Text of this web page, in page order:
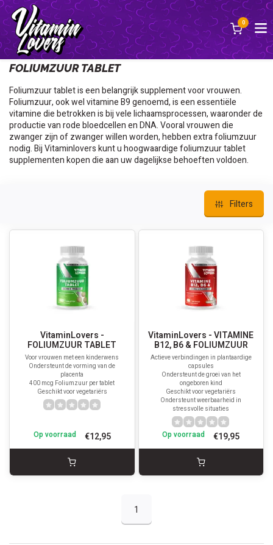
0
Terug
FOLIUMZUUR TABLET
Foliumzuur tablet is een belangrijk supplement voor vrouwen.
Foliumzuur, ook wel vitamine B9 genoemd, is een essentiële
vitamine die betrokken is bij vele lichaamsprocessen, waaronder de
productie van rode bloedcellen en DNA. Vooral vrouwen die
zwanger zijn of zwanger willen worden, hebben extra foliumzuur
nodig. Bij Vitaminlovers kunt u hoogwaardige foliumzuur tablet
supplementen kopen die aan uw dagelijkse behoeften voldoen.
Filters
VitaminLovers -
FOLIUMZUUR TABLET
Voor vrouwen met een kinderwens
Ondersteunt de vorming van de
placenta
400 mcg Foliumzuur per tablet
Geschikt voor vegetariërs
€12,95
Op voorraad
VitaminLovers - VITAMINE
B12, B6 & FOLIUMZUUR
Actieve verbindingen in plantaardige
capsules
Ondersteunt de groei van het
ongeboren kind
Geschikt voor vegetariërs
Ondersteunt weerbaarheid in
stressvolle situaties
€19,95
Op voorraad
1